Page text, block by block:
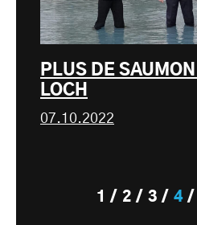
PLUS DE
LOCH
07.10.2022
1 2 3 4